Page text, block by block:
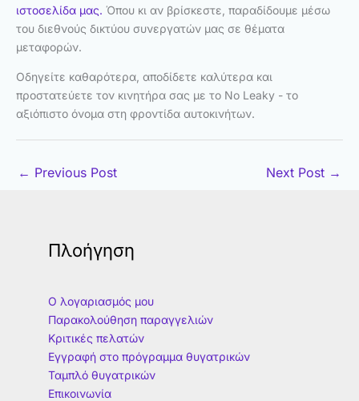
ιστοσελίδα μας. Όπου κι αν βρίσκεστε, παραδίδουμε μέσω
του διεθνούς δικτύου συνεργατών μας σε θέματα
μεταφορών.
Οδηγείτε καθαρότερα, αποδίδετε καλύτερα και
προστατεύετε τον κινητήρα σας με το No Leaky - το
αξιόπιστο όνομα στη φροντίδα αυτοκινήτων.
← Previous Post Next Post →
Πλοήγηση
Ο λογαριασμός μου
Παρακολούθηση παραγγελιών
Κριτικές πελατών
Εγγραφή στο πρόγραμμα θυγατρικών
Ταμπλό θυγατρικών
Επικοινωνία